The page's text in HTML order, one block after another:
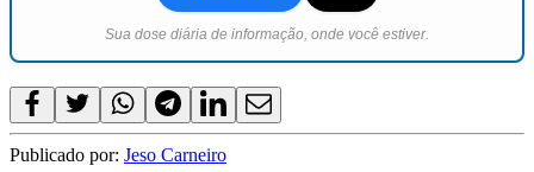
Sua dose diária de informação, onde você estiver.
Publicado por: Jeso Carneiro